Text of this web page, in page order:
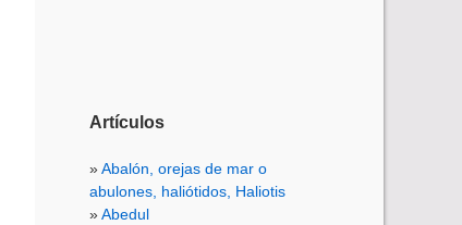
Artículos
Abalón, orejas de mar o
abulones, haliótidos, Haliotis
Abedul